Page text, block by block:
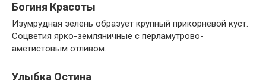
Богиня Красоты
Изумрудная зелень образует крупный прикорневой куст.
Соцветия ярко-земляничные с перламутрово-
аметистовым отливом.
Улыбка Остина